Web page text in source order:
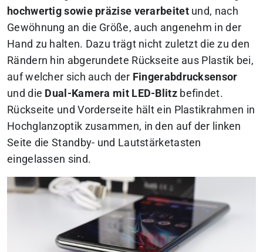
hochwertig sowie präzise verarbeitetund, nach
Gewöhnung an die Größe, auch angenehm in der
Hand zu halten. Dazu trägt nicht zuletzt die zu den
Rändern hin abgerundete Rückseite aus Plastik bei,
auf welcher sich auch der Fingerabdrucksensor
und die Dual-Kamera mit LED-Blitzbefindet.
Rückseite und Vorderseite hält ein Plastikrahmen in
Hochglanzoptik zusammen, in den auf der linken
Seite die Standby- und Lautstärketasten
eingelassen sind.